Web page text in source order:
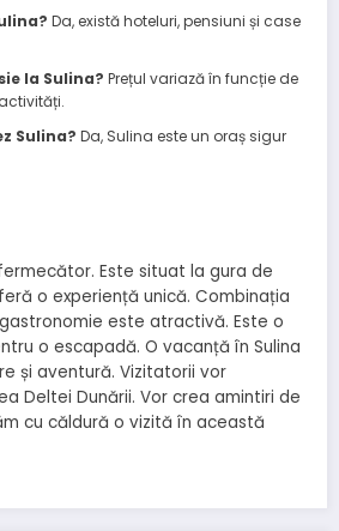
Da, există hoteluri, pensiuni și case
la Sulina? Prețul variază în funcție de
Sulina? Da, Sulina este un oraș sigur
Este situat la gura de
o experiență unică. Combinația
este atractivă. Este o
o escapadă. O vacanță în Sulina
și aventură. Vizitatorii vor
Deltei Dunării. Vor crea amintiri de
cu căldură o vizită în această